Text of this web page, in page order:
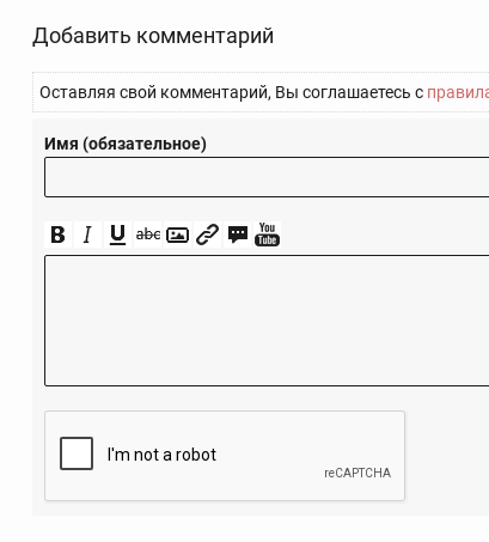
Добавить комментарий
Оставляя свой комментарий, Вы соглашаетесь с
Имя (обязательное)